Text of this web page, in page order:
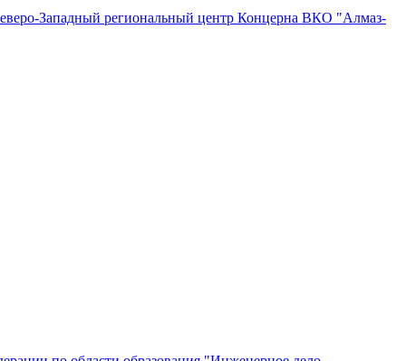
Западный региональный центр Концерна ВКО "Алмаз-